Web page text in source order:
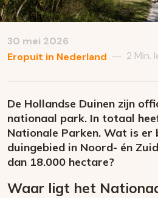
30 mei 2026
Eropuit in Nederland — 2 Min.
De Hollandse Duinen zijn
nationaal park. In totaal
Nationale Parken. Wat is er
duingebied in Noord- én
dan 18.000 hectare?
Waar ligt het